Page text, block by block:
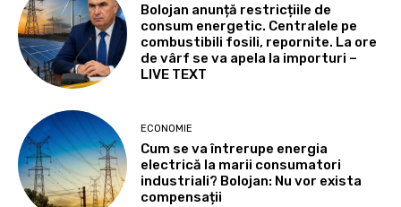
Bolojan anunță restricțiile de
consum energetic. Centralele pe
combustibili fosili, repornite. La ore
de vârf se va apela la importuri –
LIVE TEXT
ECONOMIE
Cum se va întrerupe energia
electrică la marii consumatori
industriali? Bolojan: Nu vor exista
compensații